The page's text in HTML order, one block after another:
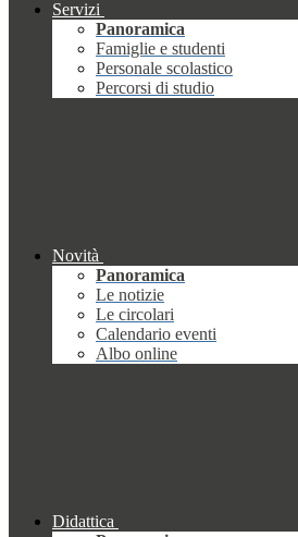
Servizi
Panoramica
Famiglie e studenti
Personale scolastico
Percorsi di studio
Novità
Panoramica
Le notizie
Le circolari
Calendario eventi
Albo online
Didattica